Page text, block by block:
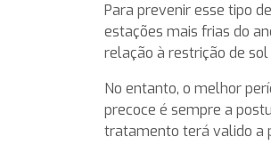
Para prevenir esse tipo
estações mais frias do
relação à restrição de sol
No entanto, o melhor
precoce é sempre a
tratamento terá valido a